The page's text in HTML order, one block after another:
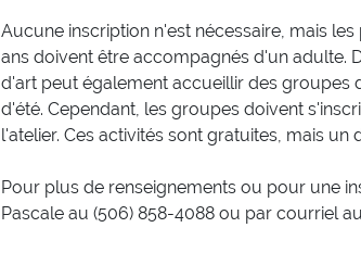
Aucune inscription n'est nécessaire, mais
ans doivent être accompagnés d'un adulte.
d'art peut également accueillir des groupes
d'été. Cependant, les groupes doivent
l'atelier. Ces activités sont gratuites, mais un
Pour plus de renseignements ou pour une
Pascale au (506) 858-4088 ou par courriel au